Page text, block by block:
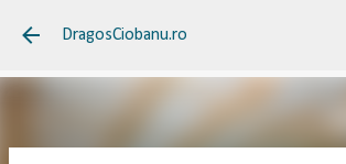
Treceți la conținutul
DragosCiobanu.ro